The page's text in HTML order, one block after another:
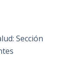
Sección